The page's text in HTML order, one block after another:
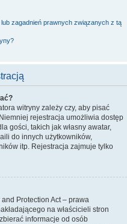
zagadnień prawnych związanych z tą
witryny zależy czy, aby pisać
rejestracja umożliwia dostęp
gości, takich jak własny awatar,
do innych użytkowników,
itp. Rejestracja zajmuje tylko
Protection Act – prawa
na właścicieli stron
informacje od osób